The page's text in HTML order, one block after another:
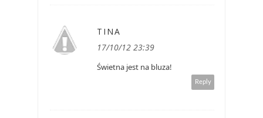
TINA
17/10/12 23:39
Świetna jest na bluza!
Reply